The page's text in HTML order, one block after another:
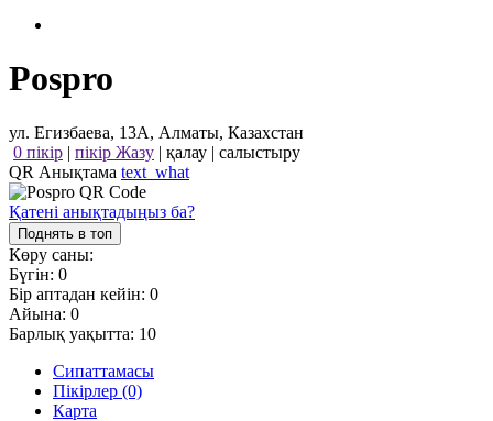
Pospro
ул. Егизбаева, 13А, Алматы, Казахстан
0 пікір | пікір Жазу | қалау | салыстыру
QR Анықтама text_what
Қатені анықтадыңыз ба?
Поднять в топ
Көру саны:
Бүгін: 0
Бір аптадан кейін: 0
Айына: 0
Барлық уақытта: 10
Сипаттамасы
Пікірлер (0)
Карта